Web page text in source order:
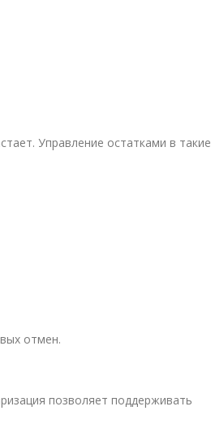
Управление остатками в такие
отмен.
позволяет поддерживать